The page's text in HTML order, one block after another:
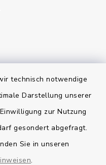
technisch notwendige
Darstellung unserer
zur Nutzung
gesondert abgefragt.
Sie in unseren
.